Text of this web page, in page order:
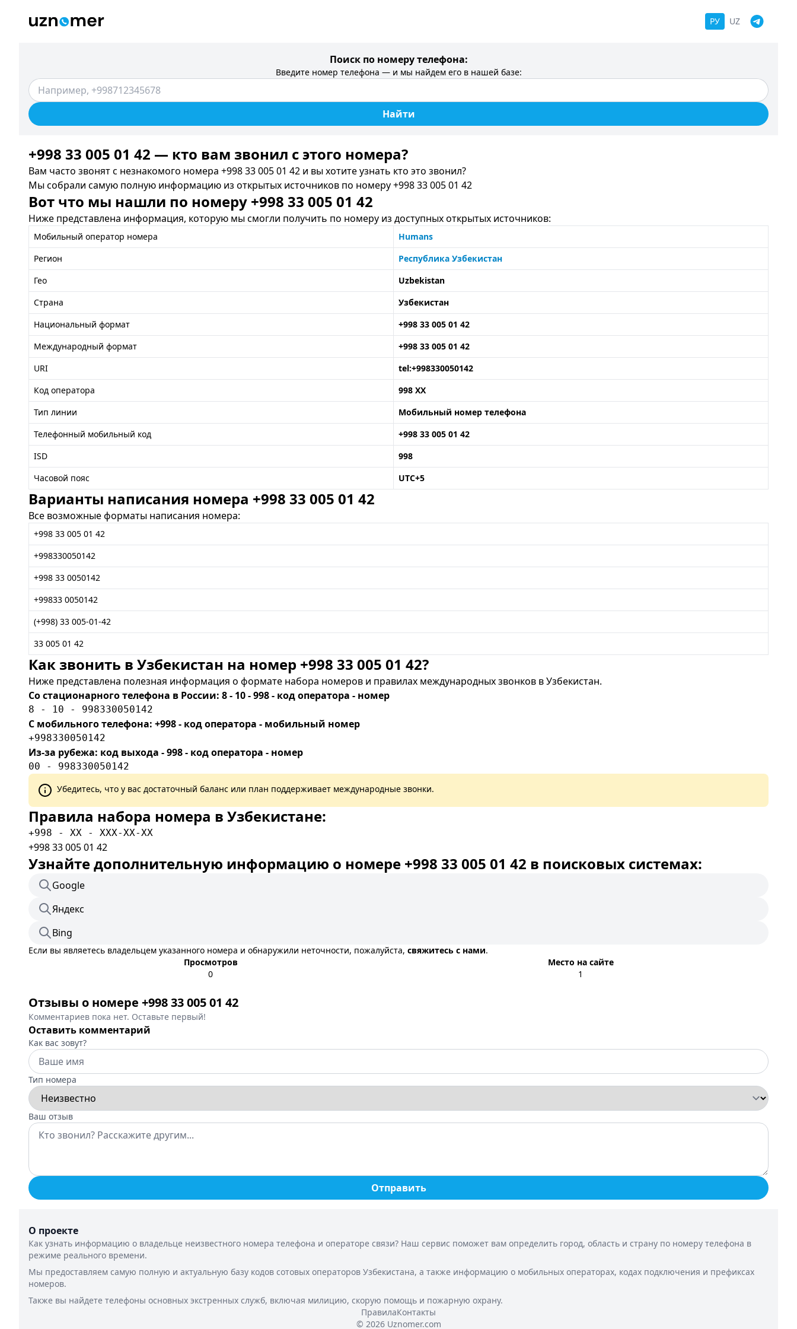
РУ UZ
Поиск по номеру телефона:
Введите номер телефона — и мы найдем его в нашей базе:
Найти
+998 33 005 01 42 — кто вам звонил c этого номера?
Вам часто звонят с незнакомого номера +998 33 005 01 42 и вы хотите узнать кто это звонил?
Мы собрали самую полную информацию из открытых источников по номеру +998 33 005 01 42
Вот что мы нашли по номеру +998 33 005 01 42
Ниже представлена информация, которую мы смогли получить по номеру из доступных открытых источников:
Мобильный оператор номера
Humans
Регион
Республика Узбекистан
Гео
Uzbekistan
Страна
Узбекистан
Национальный формат
+998 33 005 01 42
Международный формат
+998 33 005 01 42
URI
tel:+998330050142
Код оператора
998 XX
Тип линии
Мобильный номер телефона
Телефонный мобильный код
+998 33 005 01 42
ISD
998
Часовой пояс
UTC+5
Варианты написания номера +998 33 005 01 42
Все возможные форматы написания номера:
+998 33 005 01 42
+998330050142
+998 33 0050142
+99833 0050142
(+998) 33 005-01-42
33 005 01 42
Как звонить в Узбекистан на номер +998 33 005 01 42?
Ниже представлена полезная информация о формате набора номеров и правилах международных звонков в Узбекистан.
Со стационарного телефона в России: 8 - 10 - 998 - код оператора - номер
8 - 10 - 998330050142
С мобильного телефона: +998 - код оператора - мобильный номер
+998330050142
Из-за рубежа: код выхода - 998 - код оператора - номер
00 - 998330050142
Убедитесь, что у вас достаточный баланс или план поддерживает международные звонки.
Правила набора номера в Узбекистане:
+998 - XX - XXX-XX-XX
+998 33 005 01 42
Узнайте дополнительную информацию о номере +998 33 005 01 42 в поисковых системах:
Google
Яндекс
Bing
Если вы являетесь владельцем указанного номера и обнаружили неточности, пожалуйста, свяжитесь с нами.
Просмотров
0
Место на сайте
1
Отзывы о номере +998 33 005 01 42
Комментариев пока нет. Оставьте первый!
Оставить комментарий
Как вас зовут?
Тип номера
Ваш отзыв
Отправить
О проекте
Как узнать информацию о владельце неизвестного номера телефона и операторе связи? Наш сервис поможет вам определить город, область и страну по номеру телефона в
режиме реального времени.
Мы предоставляем самую полную и актуальную базу кодов сотовых операторов Узбекистана, а также информацию о мобильных операторах, кодах подключения и префиксах
номеров.
Также вы найдете телефоны основных экстренных служб, включая милицию, скорую помощь и пожарную охрану.
ПравилаКонтакты
© 2026 Uznomer.com